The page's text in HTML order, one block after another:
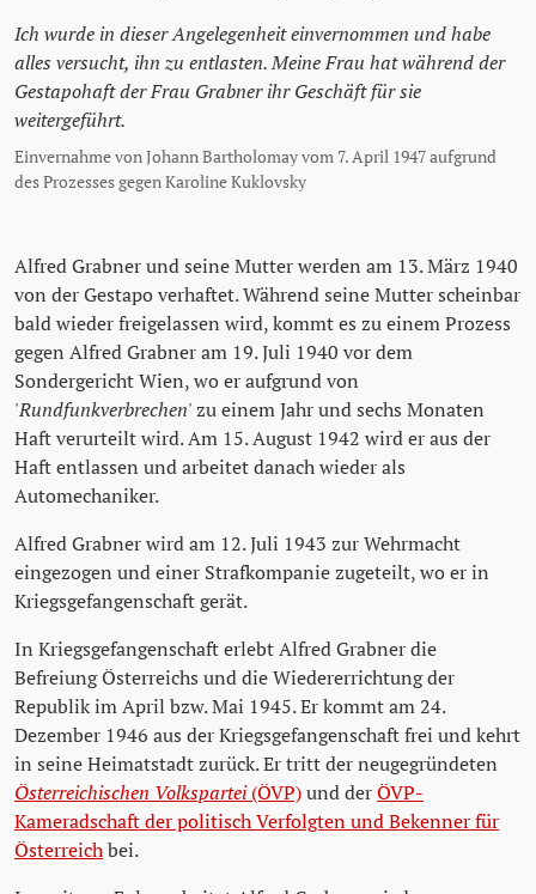
Ich wurde in dieser Angelegenheit einvernommen und habe
alles versucht, ihn zu entlasten. Meine Frau hat während der
Gestapohaft der Frau Grabner ihr Geschäft für sie
weitergeführt.
Einvernahme von Johann Bartholomay vom 7. April 1947 aufgrund
des Prozesses gegen Karoline Kuklovsky
Alfred Grabner und seine Mutter werden am 13. März 1940
von der Gestapo verhaftet. Während seine Mutter scheinbar
bald wieder freigelassen wird, kommt es zu einem Prozess
gegen Alfred Grabner am 19. Juli 1940 vor dem
Sondergericht Wien, wo er aufgrund von
'Rundfunkverbrechen' zu einem Jahr und sechs Monaten
Haft verurteilt wird. Am 15. August 1942 wird er aus der
Haft entlassen und arbeitet danach wieder als
Automechaniker.
Alfred Grabner wird am 12. Juli 1943 zur Wehrmacht
eingezogen und einer Strafkompanie zugeteilt, wo er in
Kriegsgefangenschaft gerät.
In Kriegsgefangenschaft erlebt Alfred Grabner die
Befreiung Österreichs und die Wiedererrichtung der
Republik im April bzw. Mai 1945. Er kommt am 24.
Dezember 1946 aus der Kriegsgefangenschaft frei und kehrt
in seine Heimatstadt zurück. Er tritt der neugegründeten
Österreichischen Volkspartei(ÖVP)und derÖVP-
Kameradschaft der politisch Verfolgten und Bekenner für
Österreichbei.